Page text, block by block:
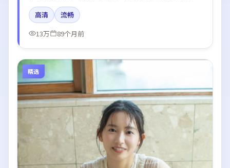
枫、王凯的台词节奏值得关注；整体气质偏美国都市与
冷色调摄影。
高清
流畅
13万
89个月前
精选